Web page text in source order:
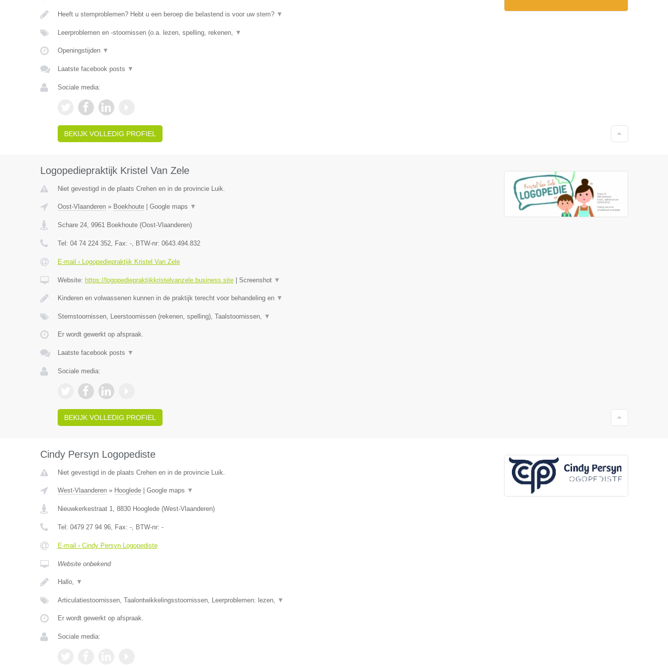
Heeft u stemproblemen? Hebt u een beroep die belastend is voor uw stem? ▼
Leerproblemen en -stoornissen (o.a. lezen, spelling, rekenen, ▼
Openingstijden ▼
Laatste facebook posts ▼
Sociale media:
BEKIJK VOLLEDIG PROFIEL
Logopediepraktijk Kristel Van Zele
Niet gevestigd in de plaats Crehen en in de provincie Luik.
Oost-Vlaanderen» Boekhoute| Google maps ▼
Schare 24, 9961 Boekhoute(Oost-Vlaanderen)
Tel: 04 74 224 352, Fax: -, BTW-nr: 0643.494.832
E-mail › Logopediepraktijk Kristel Van Zele
Website: https://logopediepraktijkkristelvanzele.business.site| Screenshot ▼
Kinderen en volwassenen kunnen in de praktijk terecht voor behandeling en ▼
Stemstoornissen, Leerstoornissen (rekenen, spelling), Taalstoornissen, ▼
Er wordt gewerkt op afspraak.
Laatste facebook posts ▼
Sociale media:
BEKIJK VOLLEDIG PROFIEL
Cindy Persyn Logopediste
Niet gevestigd in de plaats Crehen en in de provincie Luik.
West-Vlaanderen» Hooglede| Google maps ▼
Nieuwkerkestraat 1, 8830 Hooglede(West-Vlaanderen)
Tel: 0479 27 94 96, Fax: -, BTW-nr: -
E-mail › Cindy Persyn Logopediste
Website onbekend
Hallo, ▼
Articulatiestoornissen, Taalontwikkelingsstoornissen, Leerproblemen: lezen, ▼
Er wordt gewerkt op afspraak.
Sociale media: